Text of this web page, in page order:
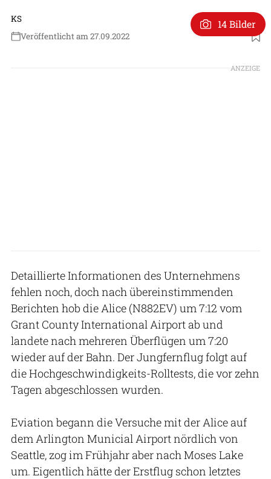
KS
Veröffentlicht am 27.09.2022
Foto: Eviation
14 Bilder
ANZEIGE
Detaillierte Informationen des Unternehmens
fehlen noch, doch nach übereinstimmenden
Berichten hob die Alice (N882EV) um 7:12 vom
Grant County International Airport ab und
landete nach mehreren Überflügen um 7:20
wieder auf der Bahn. Der Jungfernflug folgt auf
die Hochgeschwindigkeits-Rolltests, die vor zehn
Tagen abgeschlossen wurden.
Eviation begann die Versuche mit der Alice auf
dem Arlington Municial Airport nördlich von
Seattle, zog im Frühjahr aber nach Moses Lake
um. Eigentlich hätte der Erstflug schon letztes